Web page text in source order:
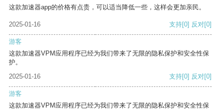
这款加速器app的价格有点贵，可以适当降低一些，这样会更加亲民。
2025-01-16 支持[0] 反对[0]
游客
这款加速器VPM应用程序已经为我们带来了无限的隐私保护和安全性保
护。
2025-01-16
支持[0] 反对[0]
游客
这款加速器VPM应用程序已经为我们带来了无限的隐私保护和安全性保